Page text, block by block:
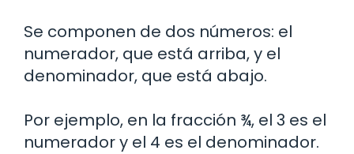
Se componen de dos números: el
numerador, que está arriba, y el
denominador, que está abajo.
Por ejemplo, en la fracción ¾, el 3 es el
numerador y el 4 es el denominador.